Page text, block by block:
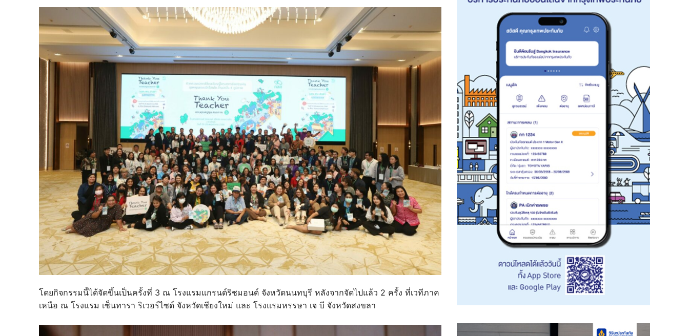
โดยกิจกรรมนี้ได้จัดขึ้นเป็นครั้งที่ 3 ณ โรงแรมแกรนด์ริชมอนด์ จังหวัดนนทบุรี หลังจากจัดไปแล้ว 2 ครั้ง ที่เวทีภาค
เหนือ ณ โรงแรม เซ็นทารา ริเวอร์ไซด์ จังหวัดเชียงใหม่ และ โรงแรมหรรษา เจ บี จังหวัดสงขลา